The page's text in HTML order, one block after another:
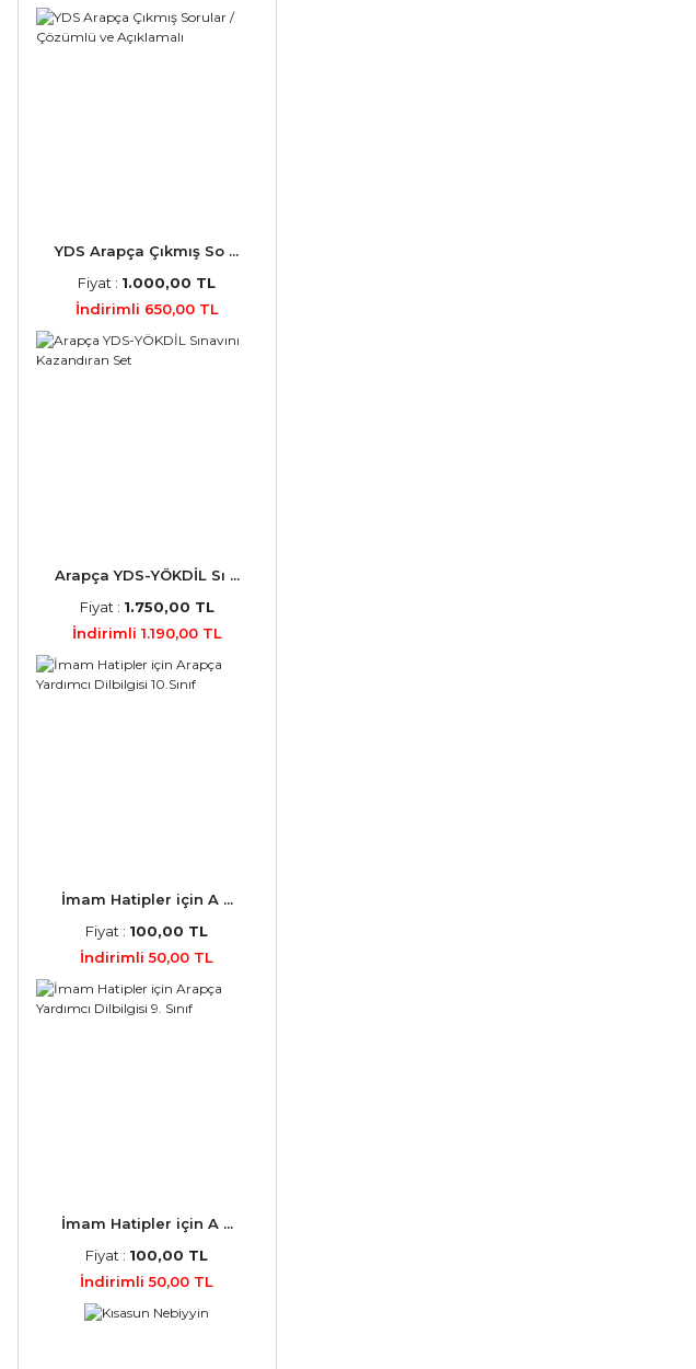
YDS Arapça Çıkmış So ...
Fiyat : 1.000,00 TL
İndirimli 650,00 TL
Arapça YDS-YÖKDİL Sı ...
Fiyat : 1.750,00 TL
İndirimli 1.190,00 TL
İmam Hatipler için A ...
Fiyat : 100,00 TL
İndirimli 50,00 TL
İmam Hatipler için A ...
Fiyat : 100,00 TL
İndirimli 50,00 TL